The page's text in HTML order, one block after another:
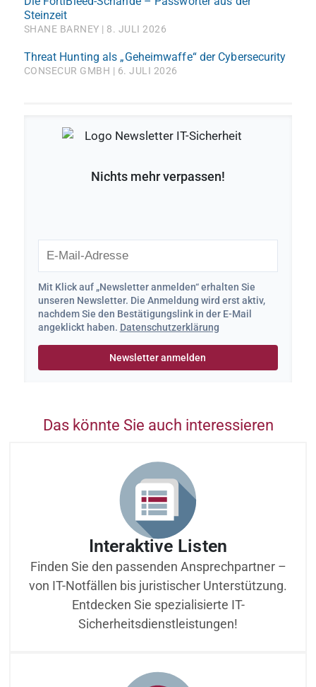
Steinzeit
SHANE BARNEY 8. JULI 2026
Threat Hunting als „Geheimwaffe“ der Cybersecurity
CONSECUR GMBH 6. JULI 2026
Nichts mehr verpassen!
Mit Klick auf „Newsletter anmelden“ erhalten Sie
unseren Newsletter. Die Anmeldung wird erst aktiv,
nachdem Sie den Bestätigungslink in der E-Mail
angeklickt haben. Datenschutzerklärung
Das könnte Sie auch interessieren
Interaktive Listen
Finden Sie den passenden Ansprechpartner –
von IT-Notfällen bis juristischer Unterstützung.
Entdecken Sie spezialisierte IT-
Sicherheitsdienstleistungen!